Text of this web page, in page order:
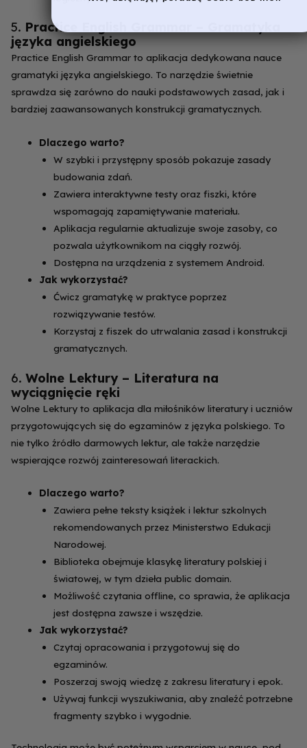
5. Practice English Grammar – Gramatyka
języka angielskiego
Practice English Grammar to aplikacja dedykowana nauce
gramatyki języka angielskiego. To narzędzie świetnie
sprawdza się zarówno do nauki podstawowych zasad, jak i
bardziej zaawansowanych konstrukcji gramatycznych.
Dlaczego warto?
W szybki i przystępny sposób pokazuje zasady
budowania zdań.
Zawiera interaktywne testy oraz fiszki, które
wspomagają zapamiętywanie materiału.
Aplikacja regularnie aktualizuje swoje zasoby, co
pozwala użytkownikom na ciągły rozwój.
Dostępna na urządzenia z systemem Android.
Jak wykorzystać?
Ćwicz gramatykę w praktyce poprzez
rozwiązywanie testów.
Korzystaj z fiszek do utrwalania zasad i konstrukcji
gramatycznych.
6. Wolne Lektury – Literatura na
wyciągnięcie ręki
Wolne Lektury to aplikacja dla miłośników literatury i uczniów
przygotowujących się do egzaminów z języka polskiego. To
nie tylko źródło darmowych lektur, ale także narzędzie
wspierające rozwój zainteresowań literackich.
Dlaczego warto?
Zawiera pełne teksty książek i lektur szkolnych
rekomendowanych przez Ministerstwo Edukacji
Narodowej.
Biblioteka obejmuje klasykę literatury polskiej i
światowej, w tym dzieła public domain.
Możliwość czytania offline, co sprawia, że aplikacja
jest dostępna zawsze i wszędzie.
Jak wykorzystać?
Czytaj opracowania i przygotowuj się do
egzaminów.
Poszerzaj swoją wiedzę z zakresu literatury i epok.
Używaj funkcji wyszukiwania, aby znaleźć potrzebne
fragmenty szybko i wygodnie.